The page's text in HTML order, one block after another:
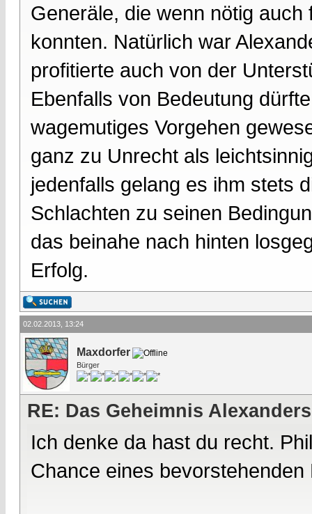
Generäle, die wenn nötig
konnten. Natürlich war
profitierte auch von der
Ebenfalls von Bedeutung
wagemutiges Vorgehen
ganz zu Unrecht als
jedenfalls gelang es ihm stets
Schlachten zu seinen
das beinahe nach hinten
Erfolg.
02.02.2013, 13:24
Maxdorfer
Bürger
RE: Das Geheimnis Alexanders
Ich denke da hast du recht.
Chance eines